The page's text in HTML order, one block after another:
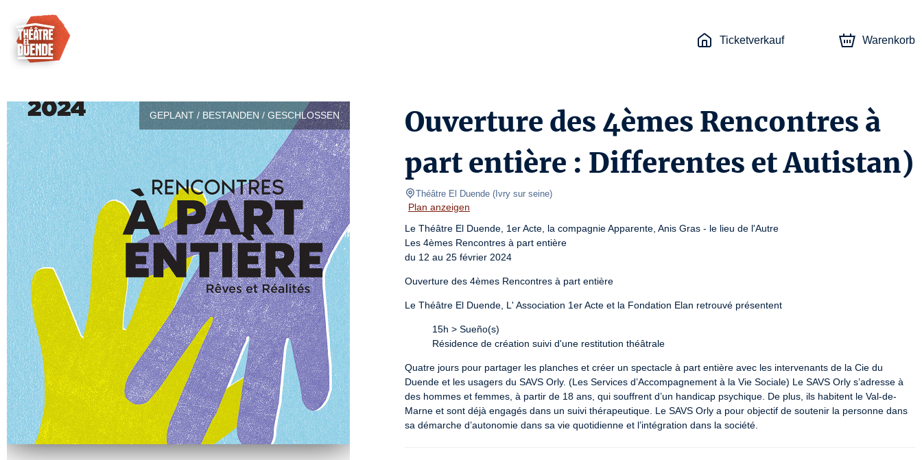
Ticketverkauf Warenkorb
GEPLANT / BESTANDEN / GESCHLOSSEN
Ouverture des 4èmes Rencontres à
part entière : Differentes et Autistan)
Théâtre El Duende ( Ivry sur seine)
Plan anzeigen
Le Théâtre El Duende, 1er Acte, la compagnie Apparente, Anis Gras - le lieu de l'Autre
Les 4èmes Rencontres à part entière
du 12 au 25 février 2024
Ouverture des 4èmes Rencontres à part entière
Le Théâtre El Duende, L' Association 1er Acte et la Fondation Elan retrouvé présentent
15h > Sueño(s)
Résidence de création suivi d'une restitution théâtrale
Quatre jours pour partager les planches et créer un spectacle à part entière avec les intervenants de la Cie du
Duende et les usagers du SAVS Orly. (Les Services d’Accompagnement à la Vie Sociale) Le SAVS Orly s’adresse à
des hommes et femmes, à partir de 18 ans, qui souffrent d’un handicap psychique. De plus, ils habitent le Val-de-
Marne et sont déjà engagés dans un suivi thérapeutique. Le SAVS Orly a pour objectif de soutenir la personne dans
sa démarche d’autonomie dans sa vie quotidienne et l’intégration dans la société.